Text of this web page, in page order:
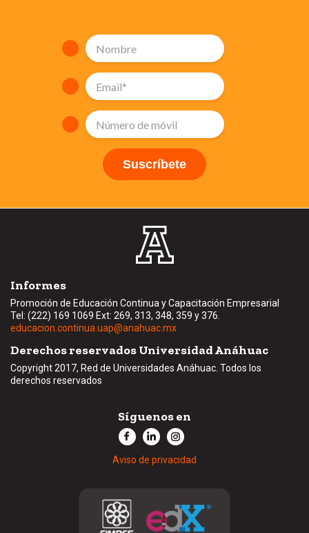
Informes
Promoción de Educación Continua y Capacitación Empresarial
Tel: (222) 169 1069 Ext: 269, 313, 348, 359 y 376.
educacion.continua.uap@anahuac.mx
Derechos reservados Universidad Anáhuac
Copyright 2017, Red de Universidades Anáhuac. Todos los
derechos reservados
Síguenos en
Aviso de privacidad